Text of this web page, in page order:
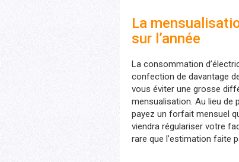
La
sur l’année
La consommation
confection de davantage
vous éviter une grosse
mensualisation. Au lieu
payez un forfait mensuel
viendra régulariser votre
rare que l’estimation faite